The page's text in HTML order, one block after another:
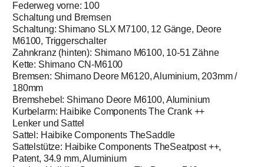
Federweg vorne: 100
Schaltung und Bremsen
Schaltung: Shimano SLX M7100, 12 Gänge, Deore
M6100, Triggerschalter
Zahnkranz (hinten): Shimano M6100, 10-51 Zähne
Kette: Shimano CN-M6100
Bremsen: Shimano Deore M6120, Aluminium, 203mm /
180mm
Bremshebel: Shimano Deore M6100, Aluminium
Kurbelarm: Haibike Components The Crank ++
Lenker und Sattel
Sattel: Haibike Components TheSaddle
Sattelstütze: Haibike Components TheSeatpost ++,
Patent, 34.9 mm, Aluminium